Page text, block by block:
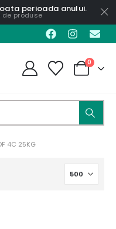
perioada anului.
de produse
0
4C 25KG